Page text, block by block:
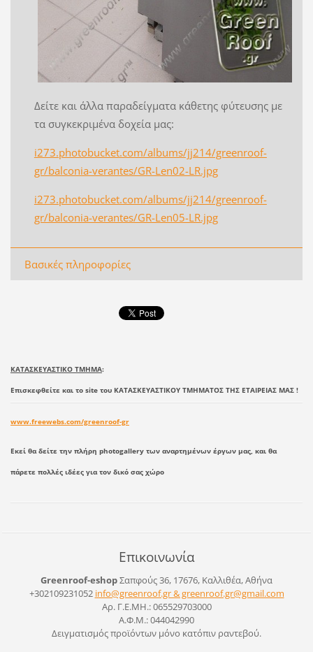
Δείτε και άλλα παραδείγματα κάθετης φύτευσης με
τα συγκεκριμένα δοχεία μας:
i273.photobucket.com/albums/jj214/greenroof-
gr/balconia-verantes/GR-Len02-LR.jpg
i273.photobucket.com/albums/jj214/greenroof-
gr/balconia-verantes/GR-Len05-LR.jpg
Βασικές πληροφορίες
ΚΑΤΑΣΚΕΥΑΣΤΙΚΟ ΤΜΗΜΑ:
Επισκεφθείτε και το site του ΚΑΤΑΣΚΕΥΑΣΤΙΚΟΥ ΤΜΗΜΑΤΟΣ ΤΗΣ ΕΤΑΙΡΕΙΑΣ ΜΑΣ !
www.freewebs.com/greenroof-gr
Εκεί θα δείτε την πλήρη photogallery των αναρτημένων έργων μας, και θα
πάρετε πολλές ιδέες για τον δικό σας χώρο
Επικοινωνία
Greenroof-eshopΣαπφούς 36, 17676, Καλλιθέα, Αθήνα
+302109231052 info@greenroof.gr & greenroof.gr@gmail.com
Αρ. Γ.Ε.ΜΗ.: 065529703000
Α.Φ.Μ.: 044042990
Δειγματισμός προϊόντων μόνο κατόπιν ραντεβού.